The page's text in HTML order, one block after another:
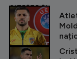
CITEȘTE ȘI